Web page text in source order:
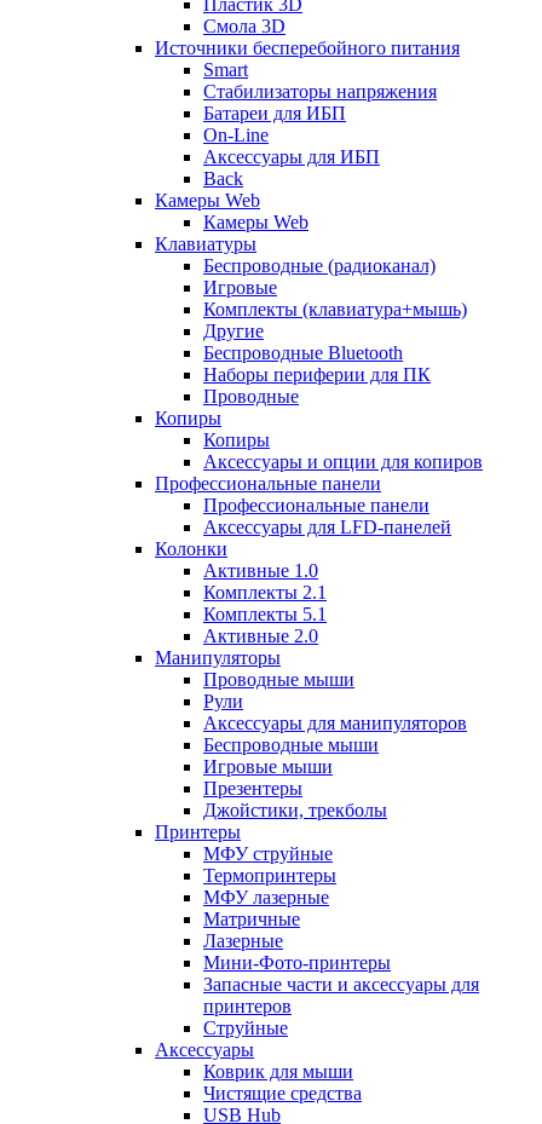
Пластик 3D
Смола 3D
Источники бесперебойного питания
Smart
Стабилизаторы напряжения
Батареи для ИБП
On-Line
Аксессуары для ИБП
Back
Камеры Web
Камеры Web
Клавиатуры
Беспроводные (радиоканал)
Игровые
Комплекты (клавиатура+мышь)
Другие
Беспроводные Bluetooth
Наборы периферии для ПК
Проводные
Копиры
Копиры
Аксессуары и опции для копиров
Профессиональные панели
Профессиональные панели
Аксессуары для LFD-панелей
Колонки
Активные 1.0
Комплекты 2.1
Комплекты 5.1
Активные 2.0
Манипуляторы
Проводные мыши
Рули
Аксессуары для манипуляторов
Беспроводные мыши
Игровые мыши
Презентеры
Джойстики, трекболы
Принтеры
МФУ струйные
Термопринтеры
МФУ лазерные
Матричные
Лазерные
Мини-Фото-принтеры
Запасные части и аксессуары для
принтеров
Струйные
Аксессуары
Коврик для мыши
Чистящие средства
USB Hub